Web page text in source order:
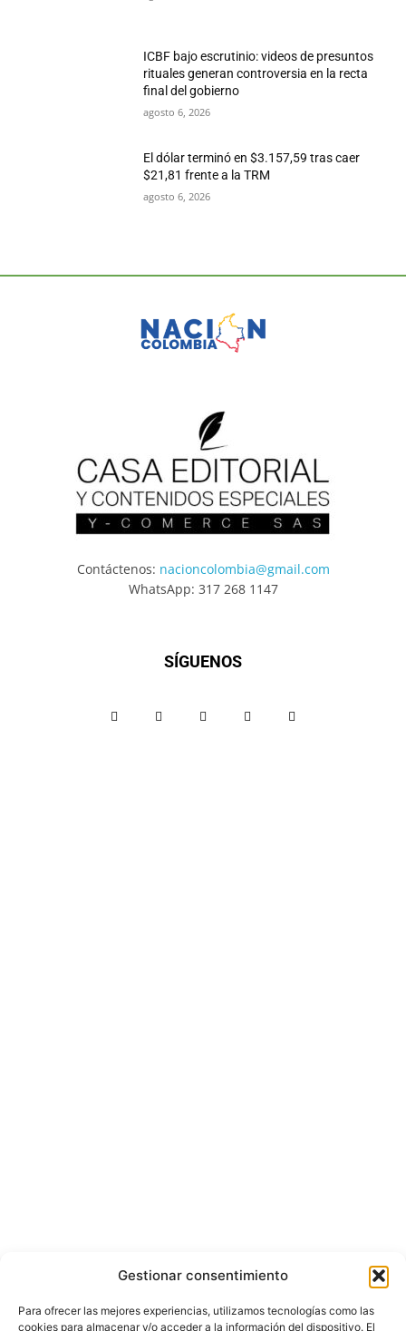
Gestionar consentimiento
Para ofrecer las mejores experiencias, utilizamos tecnologías como las
cookies para almacenar y/o acceder a la información del dispositivo. El
ICBF bajo escrutinio: videos de presuntos
rituales generan controversia en la recta
final del gobierno
agosto 6, 2026
El dólar terminó en $3.157,59 tras caer
$21,81 frente a la TRM
agosto 6, 2026
Contáctenos: nacioncolombia@gmail.com
WhatsApp: 317 268 1147
SÍGUENOS